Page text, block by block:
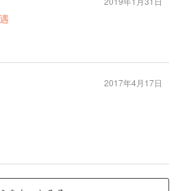
2017年4月17日